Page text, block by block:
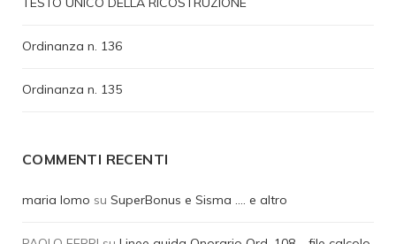
Ordinanza n. 136
Ordinanza n. 135
COMMENTI RECENTI
maria lomo su SuperBonus e Sisma …. e altro